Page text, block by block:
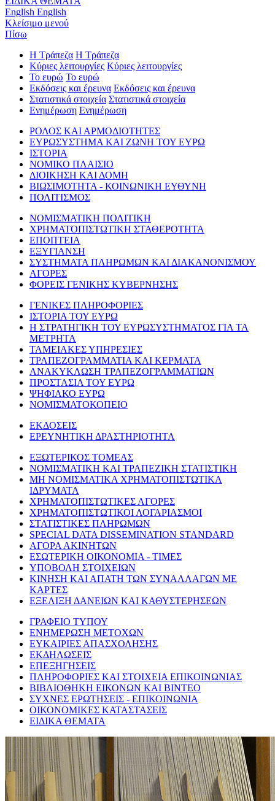
English English
Κλείσιμο μενού
Πίσω
Η Τράπεζα Η Τράπεζα
Κύριες λειτουργίες Κύριες λειτουργίες
Το ευρώ Το ευρώ
Εκδόσεις και έρευνα Εκδόσεις και έρευνα
Στατιστικά στοιχεία Στατιστικά στοιχεία
Ενημέρωση Ενημέρωση
ΡΟΛΟΣ ΚΑΙ ΑΡΜΟΔΙΟΤΗΤΕΣ
ΕΥΡΩΣΥΣΤΗΜΑ ΚΑΙ ΖΩΝΗ ΤΟΥ ΕΥΡΩ
ΙΣΤΟΡΙΑ
ΝΟΜΙΚΟ ΠΛΑΙΣΙΟ
ΔΙΟΙΚΗΣΗ ΚΑΙ ΔΟΜΗ
ΒΙΩΣΙΜΟΤΗΤΑ - ΚΟΙΝΩΝΙΚΗ ΕΥΘΥΝΗ
ΠΟΛΙΤΙΣΜΟΣ
ΝΟΜΙΣΜΑΤΙΚΗ ΠΟΛΙΤΙΚΗ
ΧΡΗΜΑΤΟΠΙΣΤΩΤΙΚΗ ΣΤΑΘΕΡΟΤΗΤΑ
ΕΠΟΠΤΕΙΑ
ΕΞΥΓΙΑΝΣΗ
ΣΥΣΤΗΜΑΤΑ ΠΛΗΡΩΜΩΝ ΚΑΙ ΔΙΑΚΑΝΟΝΙΣΜΟΥ
ΑΓΟΡΕΣ
ΦΟΡΕΙΣ ΓΕΝΙΚΗΣ ΚΥΒΕΡΝΗΣΗΣ
ΓΕΝΙΚΕΣ ΠΛΗΡΟΦΟΡΙΕΣ
ΙΣΤΟΡΙΑ ΤΟΥ ΕΥΡΩ
Η ΣΤΡΑΤΗΓΙΚΗ ΤΟΥ ΕΥΡΩΣΥΣΤΗΜΑΤΟΣ ΓΙΑ ΤΑ
ΜΕΤΡΗΤΑ
ΤΑΜΕΙΑΚΕΣ ΥΠΗΡΕΣΙΕΣ
ΤΡΑΠΕΖΟΓΡΑΜΜΑΤΙΑ ΚΑΙ ΚΕΡΜΑΤΑ
ΑΝΑΚΥΚΛΩΣΗ ΤΡΑΠΕΖΟΓΡΑΜΜΑΤΙΩΝ
ΠΡΟΣΤΑΣΙΑ ΤΟΥ ΕΥΡΩ
ΨΗΦΙΑΚΟ ΕΥΡΩ
ΝΟΜΙΣΜΑΤΟΚΟΠΕΙΟ
ΕΚΔΟΣΕΙΣ
ΕΡΕΥΝΗΤΙΚΗ ΔΡΑΣΤΗΡΙΟΤΗΤΑ
ΕΞΩΤΕΡΙΚΟΣ ΤΟΜΕΑΣ
ΝΟΜΙΣΜΑΤΙΚΗ ΚΑΙ ΤΡΑΠΕΖΙΚΗ ΣΤΑΤΙΣΤΙΚΗ
ΜΗ ΝΟΜΙΣΜΑΤΙΚΑ ΧΡΗΜΑΤΟΠΙΣΤΩΤΙΚΑ
ΙΔΡΥΜΑΤΑ
ΧΡΗΜΑΤΟΠΙΣΤΩΤΙΚΕΣ ΑΓΟΡΕΣ
ΧΡΗΜΑΤΟΠΙΣΤΩΤΙΚΟΙ ΛΟΓΑΡΙΑΣΜΟΙ
ΣΤΑΤΙΣΤΙΚΕΣ ΠΛΗΡΩΜΩΝ
SPECIAL DATA DISSEMINATION STANDARD
ΑΓΟΡΑ ΑΚΙΝΗΤΩΝ
ΕΣΩΤΕΡΙΚΗ ΟΙΚΟΝΟΜΙΑ - ΤΙΜΕΣ
ΥΠΟΒΟΛΗ ΣΤΟΙΧΕΙΩΝ
ΚΙΝΗΣΗ ΚΑΙ ΑΠΑΤΗ ΤΩΝ ΣΥΝΑΛΛΑΓΩΝ ΜΕ
ΚΑΡΤΕΣ
ΕΞΕΛΙΞΗ ΔΑΝΕΙΩΝ ΚΑΙ ΚΑΘΥΣΤΕΡΗΣΕΩΝ
ΓΡΑΦΕΙΟ ΤΥΠΟΥ
ΕΝΗΜΕΡΩΣΗ ΜΕΤΟΧΩΝ
ΕΥΚΑΙΡΙΕΣ ΑΠΑΣΧΟΛΗΣΗΣ
ΕΚΔΗΛΩΣΕΙΣ
ΕΠΕΞΗΓΗΣΕΙΣ
ΠΛΗΡΟΦΟΡΙΕΣ ΚΑΙ ΣΤΟΙΧΕΙΑ ΕΠΙΚΟΙΝΩΝΙΑΣ
ΒΙΒΛΙΟΘΗΚΗ ΕΙΚΟΝΩΝ ΚΑΙ ΒΙΝΤΕΟ
ΣΥΧΝΕΣ ΕΡΩΤΗΣΕΙΣ - ΕΠΙΚΟΙΝΩΝΙΑ
ΟΙΚΟΝΟΜΙΚΕΣ ΚΑΤΑΣΤΑΣΕΙΣ
ΕΙΔΙΚΑ ΘΕΜΑΤΑ